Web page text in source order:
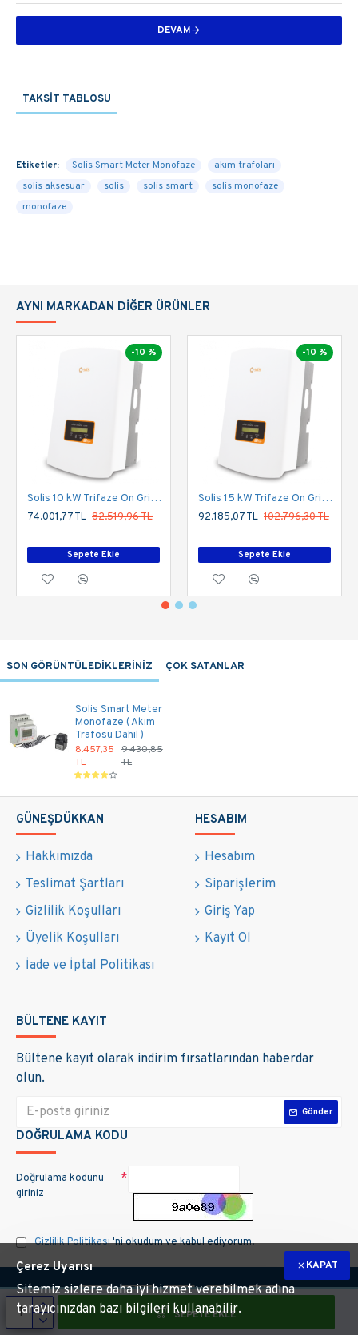
SEPETE EKLE
DEVAM
TAKSIT TABLOSU
Etiketler: Solis Smart Meter Monofaze
akım trafoları
solis aksesuar
solis solis smart
solis monofaze
monofaze
AYNI MARKADAN DIĞER ÜRÜNLER
-10 %
Solis 10 kW Trifaze On Grid Inverter
74.001,77 TL 82.519,96 TL
Sepete Ekle
-10 %
Solis 15 kW Trifaze On Grid Inverter
92.185,07 TL 102.796,30 TL
Sepete Ekle
SON GÖRÜNTÜLEDİKLERİNİZ ÇOK SATANLAR
Solis Smart Meter
Monofaze ( Akım
Trafosu Dahil )
8.457,35
TL
9.430,85
TL
GÜNEŞDÜKKAN
Hakkımızda
Teslimat Şartları
Gizlilik Koşulları
Üyelik Koşulları
İade ve İptal Politikası
HESABIM
Hesabım
Siparişlerim
Giriş Yap
Kayıt Ol
BÜLTENE KAYIT
Bültene kayıt olarak indirim fırsatlarından haberdar
olun.
Gönder
DOĞRULAMA KODU
Doğrulama kodunu
giriniz
Gizlilik Politikası'ni okudum ve kabul ediyorum.
hakları saklıdır. Site üzerinde kullanılan markalara ait tüm materyallerin telif
KAPAT
Çerez Uyarısı
Sitemiz sizlere daha iyi hizmet verebilmek adına
tarayıcınızdan bazı bilgileri kullanabilir.